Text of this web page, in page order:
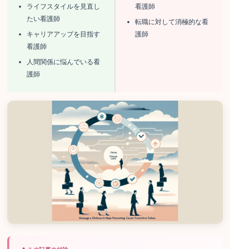
ライフスタイルを見直し
たい看護師
キャリアアップを目指す
看護師
人間関係に悩んでいる看
護師
看護師
転職に対して消極的な看
護師